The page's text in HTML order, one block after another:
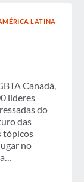
LATINA
Canadá,
líderes
do
das
tópicos
no